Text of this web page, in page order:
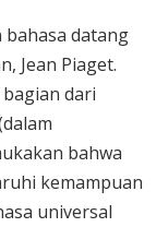
datang
Jean Piaget.
dari
bahwa
kemampuan
universal